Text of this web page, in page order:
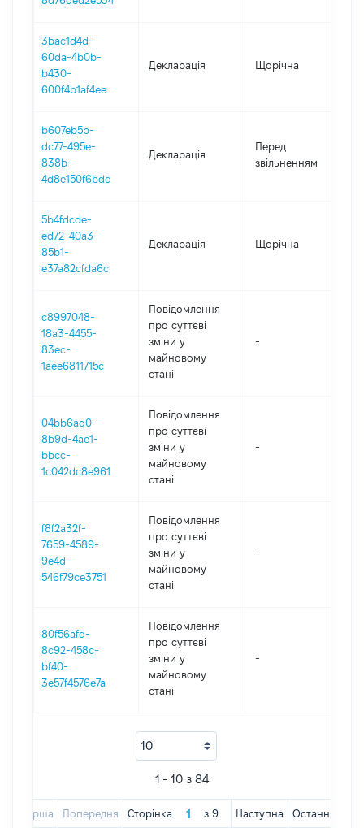
3bac1d4d-
60da-4b0b-
b430-
600f4b1af4ee
Декларація Щорічна
b607eb5b-
dc77-495e-
838b-
4d8e150f6bdd
Декларація
Перед
звільненням
5b4fdcde-
ed72-40a3-
85b1-
e37a82cfda6c
Декларація Щорічна
c8997048-
18a3-4455-
83ec-
1aee6811715c
Повідомлення
про суттєві
зміни y
майновому
стані
-
04bb6ad0-
8b9d-4ae1-
bbcc-
1c042dc8e961
Повідомлення
про суттєві
зміни y
майновому
стані
-
f8f2a32f-
7659-4589-
9e4d-
546f79ce3751
Повідомлення
про суттєві
зміни y
майновому
стані
-
80f56afd-
8c92-458c-
bf40-
3e57f4576e7a
Повідомлення
про суттєві
зміни y
майновому
стані
-
1 - 10 з 84
Перша Попередня Сторінка з 9 Наступна Остання